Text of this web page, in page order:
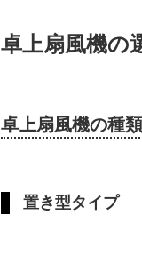
卓上扇風機の
卓上扇風機の種
置き型タイプ